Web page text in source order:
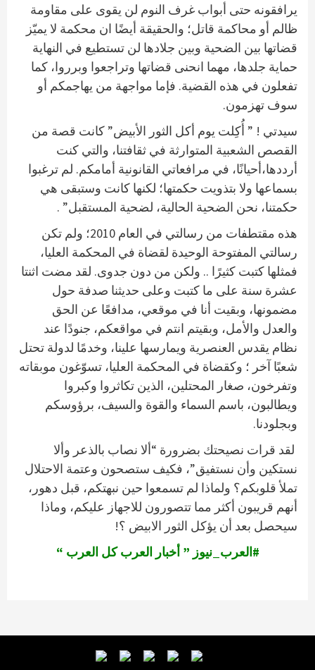
يرافقونه حتى أبواب غرف النوم لن يقوى على مقاومة
ظالم أو محاكمة قاتل؛ والحقيقة أيضًا ان محكمة لا يميّز
قضاتها بين الضحية وبين جلادها لن تستطيع في النهاية
حماية جلدها، مهما انحنى قضاتها وتراجعوا وبرروا، كما
تفعلون في هذه القضية. فإما مواجهة من يهاجمكم أو
سوف تهزمون.
سيدتي ! ” أُكِلت يوم أكل الثور الأبيض” كانت قصة من
القصص الشعبية المتوارثة في ثقافتنا، والتي كنت
أرددها،أحيانًا، في مرافعاتي القانونية أمامكم. لم ترغبوا
بسماعها ولا بتذويت حكمتها؛ لكنها كانت وستبقى هي
حكمتنا، نحن الضحية الحالية، لضحية المستقبل” .
هذه مقتطفات من رسالتي في العام 2010؛ ولم تكن
رسالتي المفتوحة الوحيدة لقضاة في المحكمة العليا،
فمثلها كتبت كثيرًا .. ولكن من دون جدوى. لقد مضت اثنتا
عشرة سنة على ما كتبت وعلى حديثنا صدفة حول
مضمونها، وبقيت أنا في موقعي، مدافعًا عن الحق
والعدل والأمل، وبقيتم انتم في مواقعكم، جنودًا عند
نظام يقدس العنصرية ويمارسها علينا، وخدمًا لدولة تحتل
شعبًا آخر ؛ وكقضاة في المحكمة العليا، تسوّغون موبقاته
وتفرخون، صغار المحتلين، الذين تكاثروا وكبروا
ويطالبون، باسم السماء والقوة والسيف، برؤوسكم
وبجلودنا.
لقد قرات نصيحتك بضرورة “ألا نصاب بالذعر وألا
نستكين وأن نستفيق”، فكيف ستصحون وعتمة الاحتلال
تملأ قلوبكم؟ ولماذا لم تسمعوا حين نبهتكم، قبل دهور،
أنهم قريبون أكثر مما تتصورون للاجهاز عليكم، وماذا
سيحصل بعد أن يؤكل الثور الابيض ؟!
#العرب_نيوز ” أخبار العرب كل العرب “